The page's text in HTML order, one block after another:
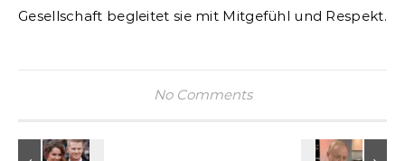
Gesellschaft begleitet sie mit Mitgefühl und Respekt.
No Comments